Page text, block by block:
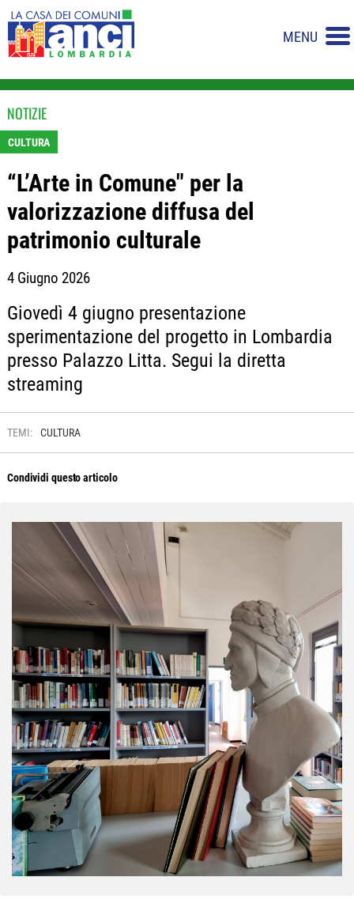
MENU
NOTIZIE
CULTURA
“L’Arte in Comune" per la
valorizzazione diffusa del
patrimonio culturale
4 Giugno 2026
Giovedì 4 giugno presentazione
sperimentazione del progetto in Lombardia
presso Palazzo Litta. Segui la diretta
streaming
TEMI: CULTURA
Condividi questo articolo